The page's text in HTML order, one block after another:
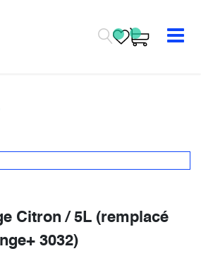
Citron / 5L (remplacé
3032)